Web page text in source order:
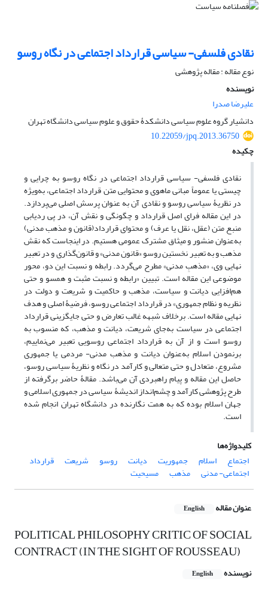
نقادی فلسفی- سیاسی قرارداد اجتماعی در نگاه روسو
نوع مقاله : مقاله پژوهشی
نویسنده
علیرضا صدرا
دانشیار گروه علوم سیاسی دانشکدۀ حقوق و علوم سیاسی دانشگاه تهران
10.22059/jpq.2013.36750
چکیده
نقادی فلسفی- سیاسی قرارداد اجتماعی در نگاه روسو به چرایی و
چیستی یا عموماً مبانی ماهوی و محتوایی متن قرارداد اجتماعی، به‌ویژه
در نظریۀ سیاسی روسو و نقادی آن به عنوان پرسش اصلی می‌پردازد.
در این مقاله فرای اصل قرارداد و چگونگی و نقش آن، در پی ردیابی
منبع متن (عقل، نقل یا عرف) و محتوای قرارداد(قانون و مذهب مدنی)
به‌عنوان منشور و میثاق مشترک عمومی هستیم. در اینجاست که نقش
مذهب و به تعبیر نخستین روسو «قانون مدنی» و قانون‌گذاری و در تعبیر
نهایی وی، «مذهبِ مدنی» مطرح می‌گردد. رابطه و نسبت این دو، محور
موضوعی این مقاله است. تبیین «رابطه و نسبت مثبت و همسو و حتی
هم‌افزایی دیانت و سیاست، مذهب و حاکمیت و شریعت و دولت در
نظریه و نظام جمهوری» در قرارداد اجتماعی روسو، فرضیۀ اصلی و هدف
نهایی مقاله است. برخلاف شبهه غالب تعارض و حتی جایگزینی قرارداد
اجتماعی در سیاست به‌جای شریعت، دیانت و مذهب، که منسوب به
روسو است و از آن به قرارداد اجتماعی روسویی تعبیر می‌نماییم،
برنمودن اسلام به‌عنوان دیانت و مذهب مدنی- مردمی یا جمهوری
مشروع، متعادل و حتی متعالی و کارآمد در نگاه و نظریۀ سیاسی روسو،
حاصل این مقاله و پیام راهبردی آن می‌باشد. مقالۀ حاضر برگرفته از
طرح پژوهشی کارآمد و چشم‌انداز اندیشۀ سیاسی در جمهوری اسلامی و
جهان اسلام بوده که به همت نگارنده در دانشگاه تهران انجام شده
است.
کلیدواژه‌ها
اجتماع
اسلام جمهوریت دیانت روسو شریعت قرارداد
اجتماعی- مدنی مذهب مسیحیت
عنوان مقاله English
POLITICAL PHILOSOPHY CRITIC OF SOCIAL
CONTRACT (IN THE SIGHT OF ROUSSEAU)
نویسنده English